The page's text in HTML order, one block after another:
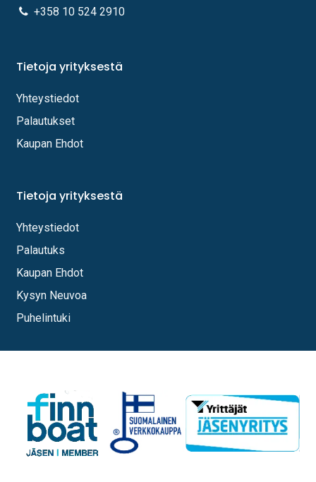
+358 10 524 2910
Tietoja yrityksestä
Yhteystiedot
Palautukset
Kaupan Ehdot
Tietoja yrityksestä
Yhteystiedot
Palautuks
Kaupan Ehdot
Kysyn Neuvoa
Puhelintuki